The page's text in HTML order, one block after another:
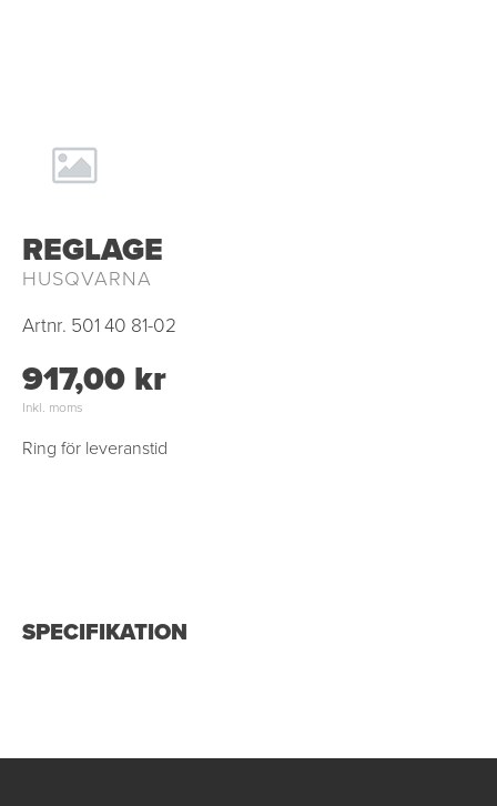
REGLAGE
HUSQVARNA
Artnr. 501 40 81-02
917,00 kr
Inkl. moms
Ring för leveranstid
SPECIFIKATION